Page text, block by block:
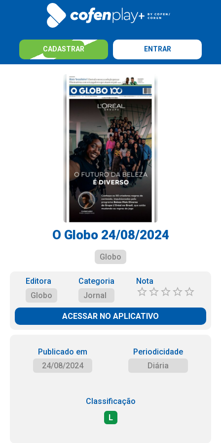
CADASTRAR ENTRAR
O Globo 24/08/2024
Globo
Editora
Globo
Categoria
Jornal
Nota
ACESSAR NO APLICATIVO
Publicado em
24/08/2024
Periodicidade
Diária
Classificação
L